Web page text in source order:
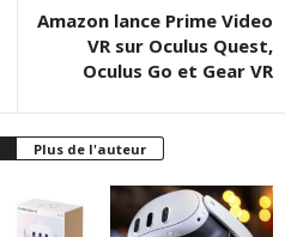
Amazon lance Prime Video
VR sur Oculus Quest,
Oculus Go et Gear VR
Plus de l'auteur